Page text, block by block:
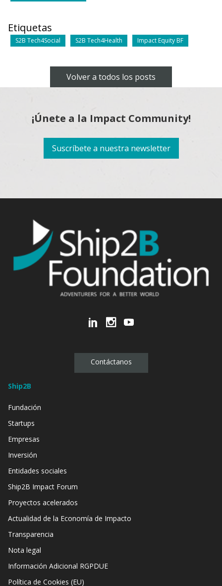
Etiquetas
S2B Tech4Social S2B Tech4Health Impact Equity BF
Volver a todos los posts
¡Únete a la Impact Community!
Suscríbete a nuestra newsletter
Contáctanos
Ship2B
Fundación
Startups
Empresas
Inversión
Entidades sociales
Ship2B Impact Forum
Proyectos acelerados
Actualidad de la Economía de Impacto
Transparencia
Nota legal
Información Adicional RGPDUE
Política de Cookies (EU)